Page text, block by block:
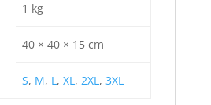
1 kg
40 × 40 × 15 cm
S, M, L, XL, 2XL, 3XL